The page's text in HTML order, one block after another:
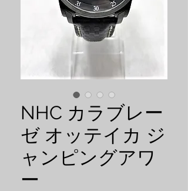
NHC カラブレー
ゼ オッテイカ ジ
ャンピングアワ
ー